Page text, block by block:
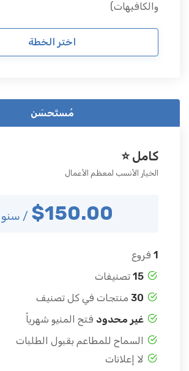
والكافيهات)
اختر الخطة
مُستَحسَن
كامل ⭐
الخيار الأنسب لمعظم الأعمال
$150.00
/
1 فروع
15 تصنيفات
30 منتجات في كل تصنيف
غير محدود فتح المنيو شهرياً
السماح للمطاعم بقبول الطلبات
لا إعلانات